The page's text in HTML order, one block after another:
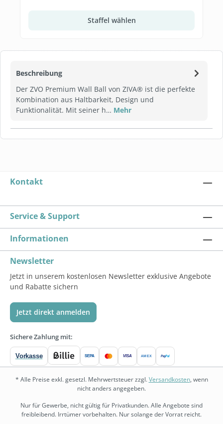
Beschreibung
Der ZVO Premium Wall Ball von ZIVA® ist die perfekte
Kombination aus Haltbarkeit, Design und
Funktionalität. Mit seiner h… Mehr
Staffel wählen
Kontakt
Service & Support
Informationen
Newsletter
Jetzt in unserem kostenlosen Newsletter exklusive Angebote
und Rabatte sichern
Jetzt direkt anmelden
Sichere Zahlung mit:
Vorkasse SEPA VISA AMEX PayPal
* Alle Preise exkl. gesetzl. Mehrwertsteuer zzgl.Versandkosten, wenn
nicht anders angegeben.
Nur für Gewerbe, nicht gültig für Privatkunden. Alle Angebote sind
freibleibend. Irrtümer vorbehalten. Nur solange der Vorrat reicht.